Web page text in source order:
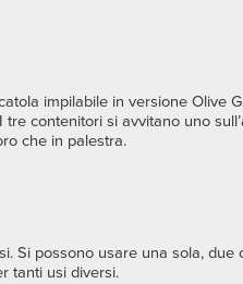
impilabile in versione Olive
contenitori si avvitano uno
che in palestra.
Si possono usare una sola, due
tanti usi diversi.